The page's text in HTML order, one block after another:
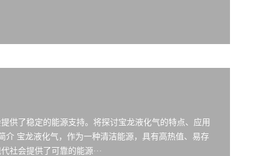
供了稳定的能源支持。将探讨宝龙液化气的特点、应用
宝龙液化气，作为一种清洁能源，具有高热值、易存
社会提供了可靠的能源···